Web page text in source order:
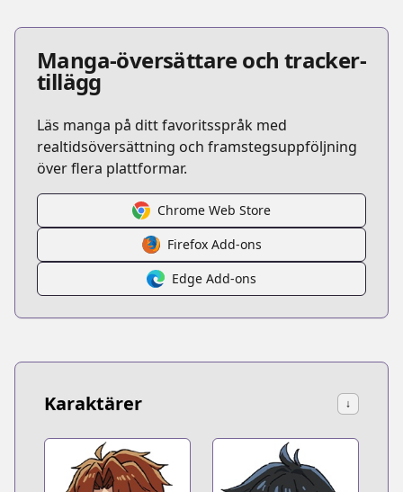
Manga-översättare och tracker-
tillägg
Läs manga på ditt favoritsspråk med
realtidsöversättning och framstegsuppföljning
över flera plattformar.
Chrome Web Store
Firefox Add-ons
Edge Add-ons
Karaktärer ↓